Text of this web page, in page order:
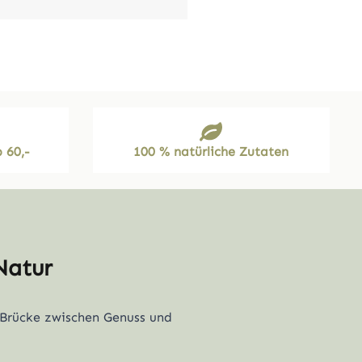
60,- 100 % natürliche Zutaten
zwischen Genuss und